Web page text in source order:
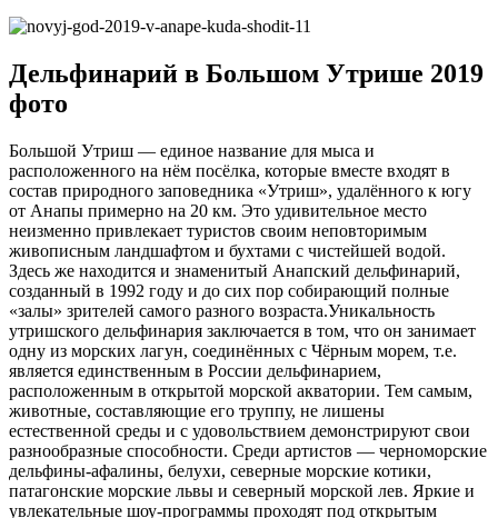
Дельфинарий в Большом Утрише 2019
фото
Большой Утриш — единое название для мыса и
расположенного на нём посёлка, которые вместе входят в
состав природного заповедника «Утриш», удалённого к югу
от Анапы примерно на 20 км. Это удивительное место
неизменно привлекает туристов своим неповторимым
живописным ландшафтом и бухтами с чистейшей водой.
Здесь же находится и знаменитый Анапский дельфинарий,
созданный в 1992 году и до сих пор собирающий полные
«залы» зрителей самого разного возраста.Уникальность
утришского дельфинария заключается в том, что он занимает
одну из морских лагун, соединённых с Чёрным морем, т.е.
является единственным в России дельфинарием,
расположенным в открытой морской акватории. Тем самым,
животные, составляющие его труппу, не лишены
естественной среды и с удовольствием демонстрируют свои
разнообразные способности. Среди артистов — черноморские
дельфины-афалины, белухи, северные морские котики,
патагонские морские львы и северный морской лев. Яркие и
увлекательные шоу-программы проходят под открытым